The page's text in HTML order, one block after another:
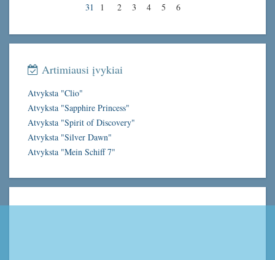
31
1 2 3 4 5 6
Artimiausi įvykiai
Atvyksta "Clio"
Atvyksta "Sapphire Princess"
Atvyksta "Spirit of Discovery"
Atvyksta "Silver Dawn"
Atvyksta "Mein Schiff 7"